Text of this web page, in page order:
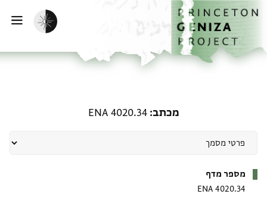
לתוכןהבית
הפעלת מצב כהה
מכתב ENA 4020.34
מספר מדף
ENA 4020.34